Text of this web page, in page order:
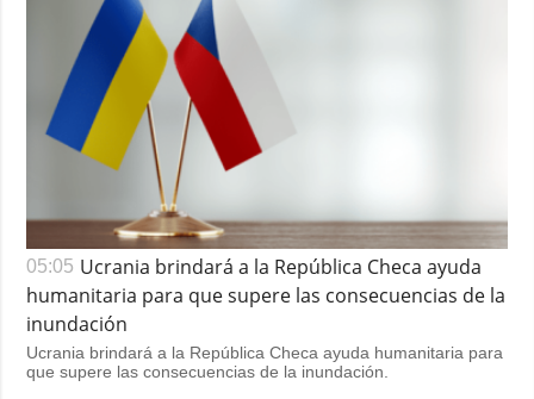
05:05 Ucrania brindará a la República Checa ayuda
humanitaria para que supere las consecuencias de la
inundación
Ucrania brindará a la República Checa ayuda humanitaria para
que supere las consecuencias de la inundación.